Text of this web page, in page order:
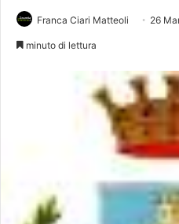
Franca Ciari Matteoli 26
minuto di lettura